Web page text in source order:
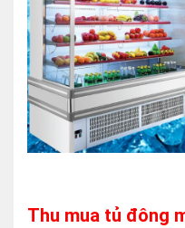
Thu mua tủ đông